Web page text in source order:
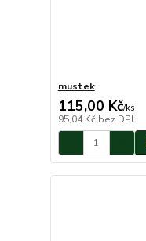
mustek
115,00 Kč/ks
95,04 Kč bez DPH